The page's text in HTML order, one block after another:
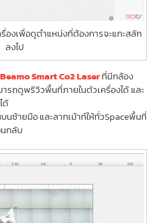
องเพื่อดูตำแหน่งที่ต้องการจะแกะสลัก
ลงไป
Smart Co2 Laserที่มีกล้อง
ารถดูพรีวิวพื้นที่ภายในตัวเครื่องได้ และ
ด้
ซ้ายมือ และลากเม้าท์ให้ทั่วSpaceพื้นที่
กลับ